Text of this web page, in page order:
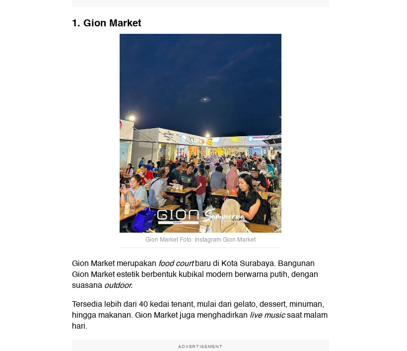
1. Gion Market
Gion Market Foto: Instagram Gion Market
Gion Market merupakan food courtbaru di Kota Surabaya. Bangunan
Gion Market estetik berbentuk kubikal modern berwarna putih, dengan
suasanaoutdoor.
Tersedia lebih dari 40 kedai tenant, mulai dari gelato, dessert, minuman,
hingga makanan. Gion Market juga menghadirkan live musicsaat malam
hari.
ADVERTISEMENT